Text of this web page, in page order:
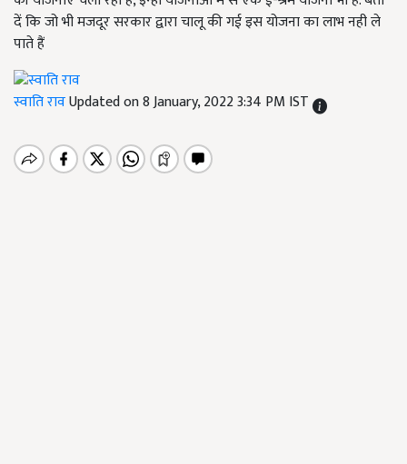
दें कि जो भी मजदूर सरकार द्वारा चालू की गई इस योजना का लाभ नही ले
पाते हैं
स्वाति रावUpdated on 8 January, 2022 3:34 PM IST